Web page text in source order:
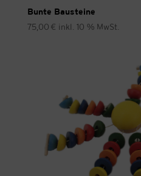
Bunte Bausteine
75,00 € inkl. 10 % MwSt.